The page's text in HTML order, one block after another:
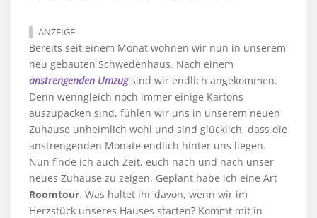
ANZEIGE
Bereits seit einem Monat wohnen wir nun in unserem
neu gebauten Schwedenhaus. Nach einem
anstrengenden Umzugsind wir endlich angekommen.
Denn wenngleich noch immer einige Kartons
auszupacken sind, fühlen wir uns in unserem neuen
Zuhause unheimlich wohl und sind glücklich, dass die
anstrengenden Monate endlich hinter uns liegen.
Nun finde ich auch Zeit, euch nach und nach unser
neues Zuhause zu zeigen. Geplant habe ich eine Art
Roomtour. Was haltet ihr davon, wenn wir im
Herzstück unseres Hauses starten? Kommt mit in